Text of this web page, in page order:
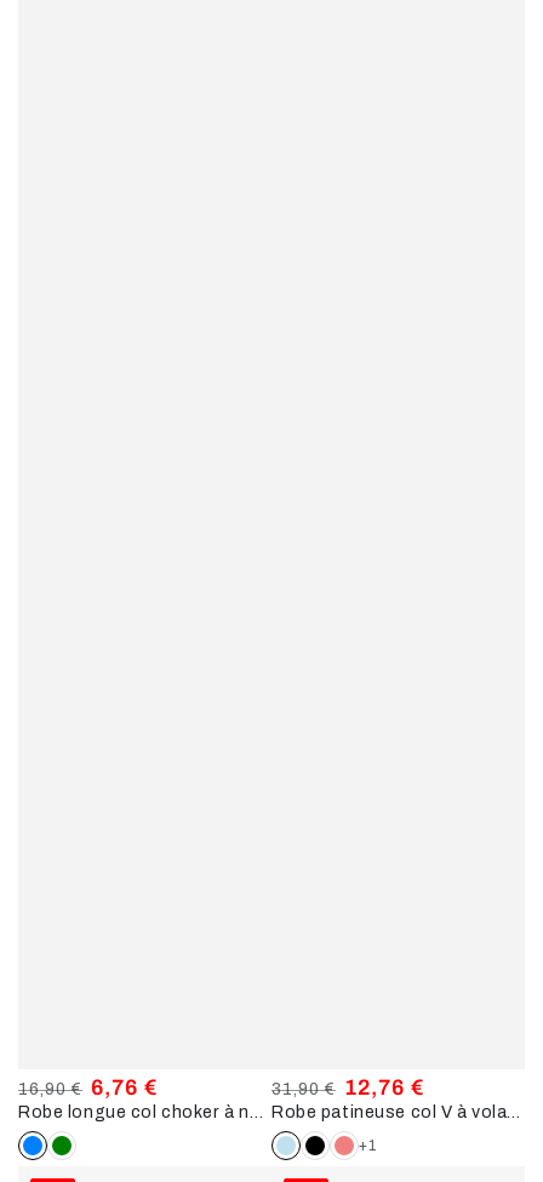
Prix
normal
16,90 €
Prix
6,76 €
Robe longue col choker à nouer - bleu
Prix
normal
31,90 €
Prix
de
vente
12,76 €
Robe patineuse col V à volants - bleu ciel
+1